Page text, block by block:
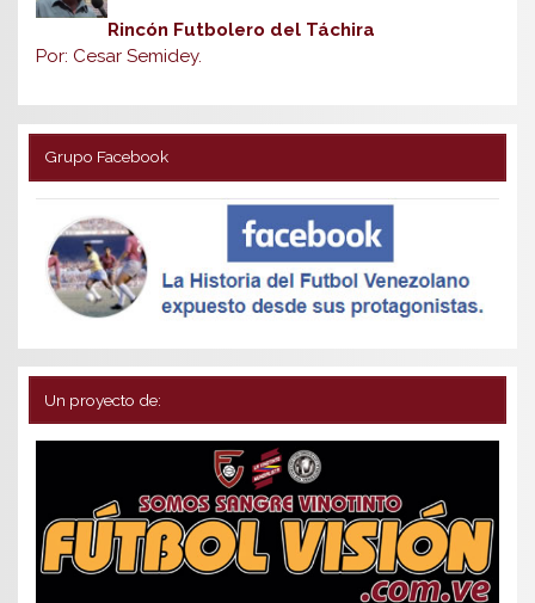
Rincón Futbolero del Táchira
Por: Cesar Semidey.
Grupo Facebook
Un proyecto de: